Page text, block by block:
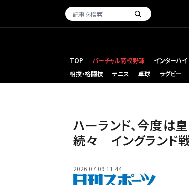
TOP バーチャル高校野球 インターハイ
相撲・格闘技
テニス 卓球 ラグビー
ハーランド、今度は
続々 イングランド
2026.07.09 11:44